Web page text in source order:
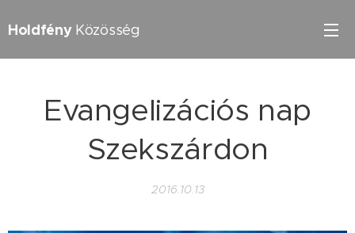
HoldfényKözösség
Evangelizációs nap
Szekszárdon
2016.10.13